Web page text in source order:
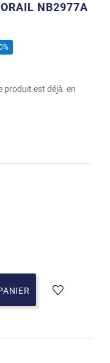
NB2977A
produit est déjà en